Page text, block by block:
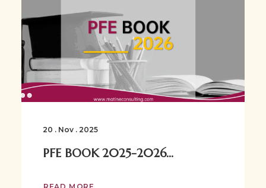
20 . Nov . 2025
PFE BOOK 2025-2026...